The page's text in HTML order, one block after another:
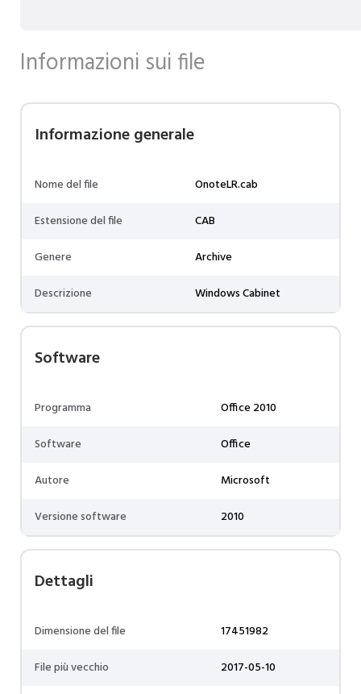
Informazioni sui file
Informazione generale
Nome del file
OnoteLR.cab
Estensione del file
CAB
Genere
Archive
Descrizione
Windows Cabinet
Software
Programma
Office 2010
Software
Office
Autore
Microsoft
Versione software
2010
Dettagli
Dimensione del file
17451982
File più vecchio
2017-05-10